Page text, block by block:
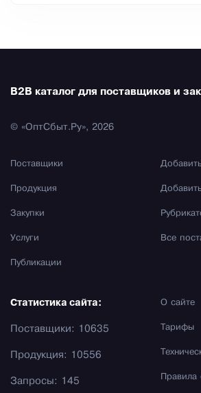
B2B каталог для поставщиков и
© «ОптСбыт.Ру», 2026
Поставщики
Продукция
Закупки
Услуги
Публикации
Все
О сайте
Тарифы
Правила
Статистика сайта:
Поставщики: 10635
Продукция: 10556
Запросы: 145